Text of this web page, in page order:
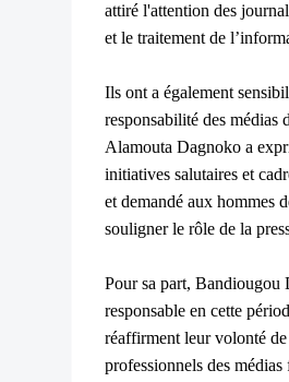
attiré l'attention des
et le traitement de
Ils ont a également
responsabilité des médias
Alamouta Dagnoko a
initiatives salutaires et
et demandé aux hommes
souligner le rôle de la
Pour sa part, Bandiougou
responsable en cette
réaffirment leur volonté de
professionnels des